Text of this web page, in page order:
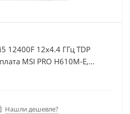
12400F 12x4.4 ГГц TDP
MSI PRO H610M-E,
Память DDR4 64Gb,
Нашли дешевле?